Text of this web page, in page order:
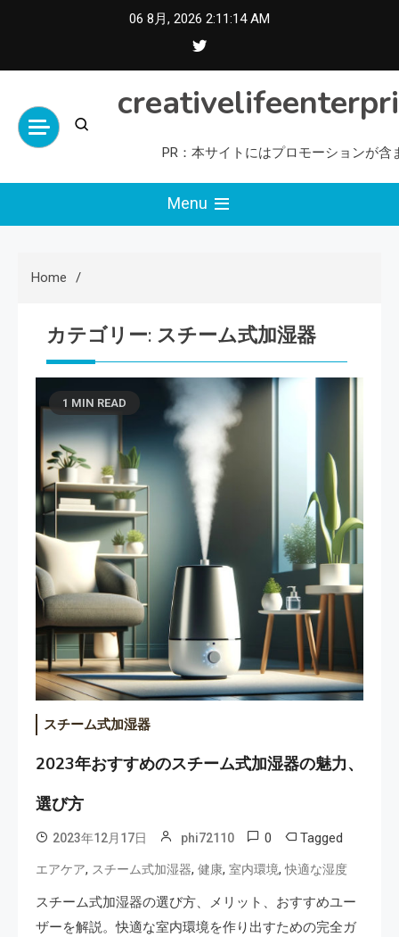
06 8月, 2026 2:11:14 AM
PR：本サイトにはプロモーションが含
Menu
Home
カテゴリー: スチーム式加湿器
1 MIN READ
スチーム式加湿器
2023年おすすめのスチーム式加湿器の魅力、
選び方
2023年12月17日 phi72110 0 Tagged
エアケア, スチーム式加湿器, 健康, 室内環境,快適な湿度
スチーム式加湿器の選び方、メリット、おすすめユー
ザーを解説。快適な室内環境を作り出すための完全ガ